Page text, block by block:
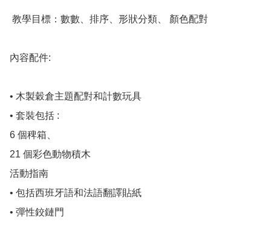
內容配件:
• 木製穀倉主題配對和計數玩具
• 套裝包括 :
6 個稗箱、
21 個彩色動物積木
活動指南
• 包括西班牙語和法語翻譯貼紙
• 彈性鉸鏈門